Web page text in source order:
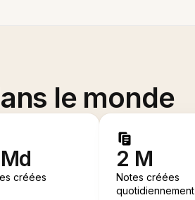
le monde
créées
2 M
Notes créées
quotidiennement